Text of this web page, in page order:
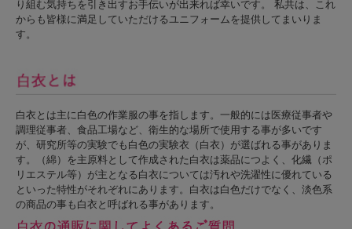
り組む気持ちを引き出すお手伝いが出来れば幸いです。 私共は、これ
からも皆様に満足していただけるユニフォームを提供してまいりま
す。
白衣とは主に白色の作業服の事を指します。一般的には医療従事者や
調理従事者、食品工場など、衛生的な場所で使用する事が多いです
が、研究所等の実験でも白色の実験衣（白衣）が選ばれる事がありま
す。（綿）を主原料として作成された白衣は薬品につよく、化繊（ポ
リエステル等）が主となる白衣については汚れや洗濯性に優れている
といった特性がそれぞれにあります。白衣は白色だけでなく、淡色系
の商品の事も白衣と呼ばれる事があります。